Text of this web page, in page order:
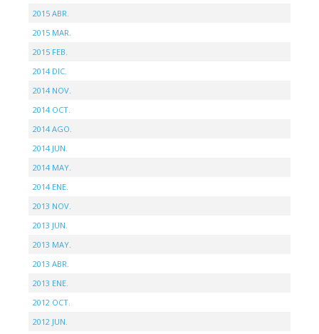
2015 ABR.
2015 MAR.
2015 FEB.
2014 DIC.
2014 NOV.
2014 OCT.
2014 AGO.
2014 JUN.
2014 MAY.
2014 ENE.
2013 NOV.
2013 JUN.
2013 MAY.
2013 ABR.
2013 ENE.
2012 OCT.
2012 JUN.